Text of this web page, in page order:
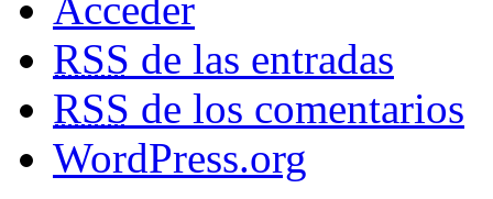
RSS de las entradas
RSS de los comentarios
WordPress.org